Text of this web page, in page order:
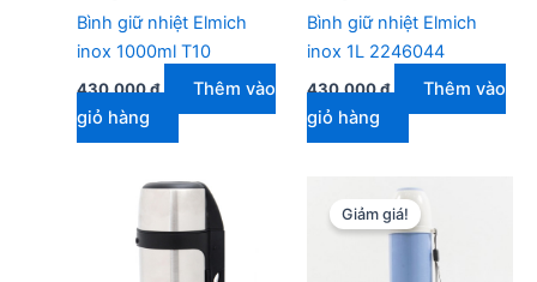
Bình giữ nhiệt Elmich
inox 1000ml T10
430.000₫
Thêm vào
giỏ hàng
Bình giữ nhiệt Elmich
inox 1L 2246044
430.000₫
Thêm vào
giỏ hàng
Giảm giá!